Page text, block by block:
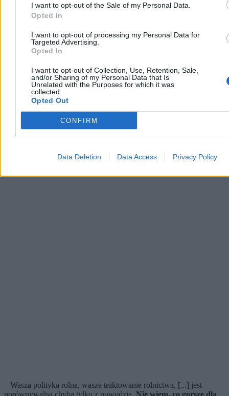
I want to opt-out of the Sale of my Personal Data.
Opted In
I want to opt-out of processing my Personal Data for
Targeted Advertising.
Opted In
I want to opt-out of Collection, Use, Retention, Sale,
and/or Sharing of my Personal Data that Is
Unrelated with the Purposes for which it was
collected.
Opted Out
CONFIRM
Data Deletion Data Access Privacy Policy
działania Prawa i Sprawiedliwości. Premier zacytował słowa
polityków PiS-u z przeszłości o umowie UE–Mercosur i umowie
– Dotarło, posłowie PiS-u? – zapytał premier.
Reklama
– Wasza polityka rolna, wasze traktowanie rolnictwa, [...] jest
porównywalna chyba tylko z powodzią. Nie wiem, co gorsze dla